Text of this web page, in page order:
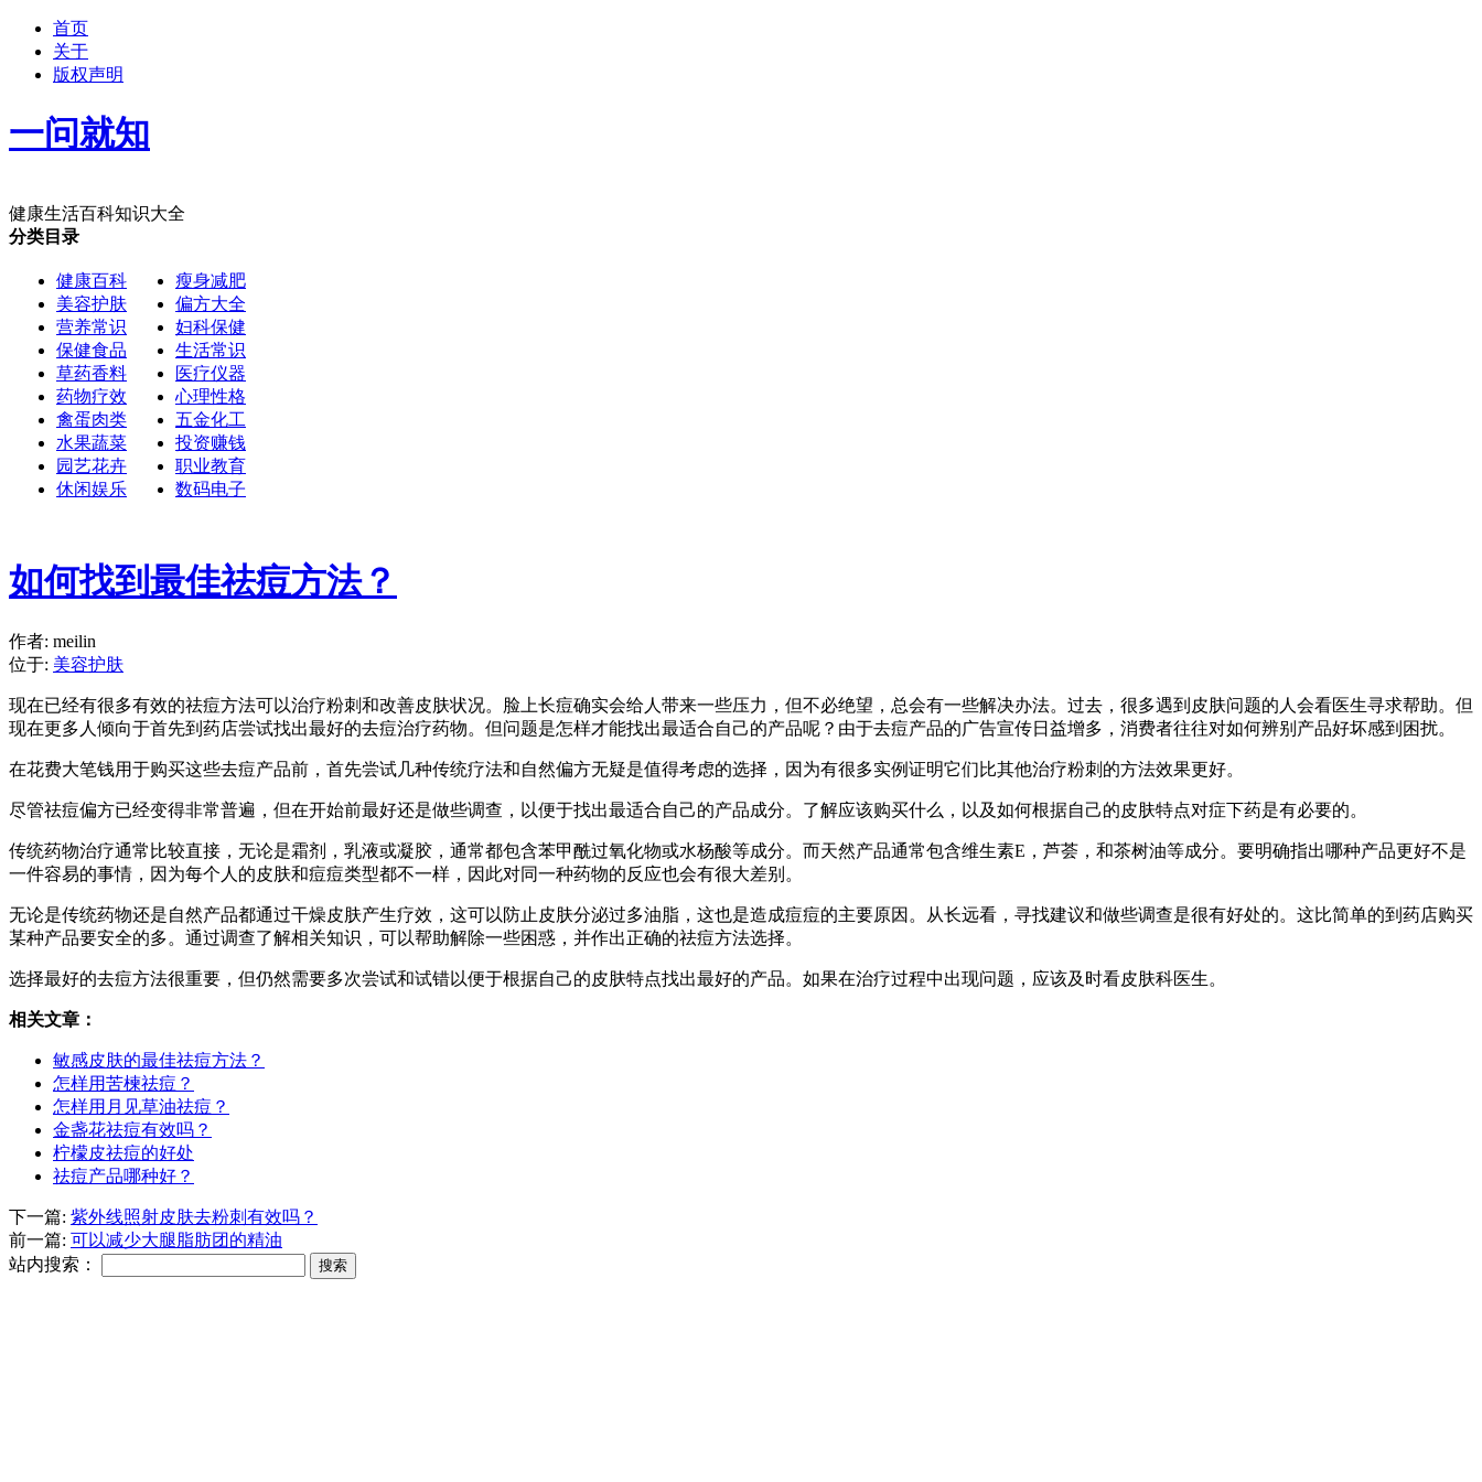
首页
关于
版权声明
一问就知
健康生活百科知识大全
分类目录
健康百科
美容护肤
营养常识
保健食品
草药香料
药物疗效
禽蛋肉类
水果蔬菜
园艺花卉
休闲娱乐
瘦身减肥
偏方大全
妇科保健
生活常识
医疗仪器
心理性格
五金化工
投资赚钱
职业教育
数码电子
如何找到最佳祛痘方法？
作者: meilin
位于: 美容护肤
现在已经有很多有效的祛痘方法可以治疗粉刺和改善皮肤状况。脸上长痘确实会给人带来一些压力，但不必绝望，总会有一些解决办法。过去，很多遇到皮肤问题的人会看医生寻求帮助。但
现在更多人倾向于首先到药店尝试找出最好的去痘治疗药物。但问题是怎样才能找出最适合自己的产品呢？由于去痘产品的广告宣传日益增多，消费者往往对如何辨别产品好坏感到困扰。
在花费大笔钱用于购买这些去痘产品前，首先尝试几种传统疗法和自然偏方无疑是值得考虑的选择，因为有很多实例证明它们比其他治疗粉刺的方法效果更好。
尽管祛痘偏方已经变得非常普遍，但在开始前最好还是做些调查，以便于找出最适合自己的产品成分。了解应该购买什么，以及如何根据自己的皮肤特点对症下药是有必要的。
传统药物治疗通常比较直接，无论是霜剂，乳液或凝胶，通常都包含苯甲酰过氧化物或水杨酸等成分。而天然产品通常包含维生素E，芦荟，和茶树油等成分。要明确指出哪种产品更好不是
一件容易的事情，因为每个人的皮肤和痘痘类型都不一样，因此对同一种药物的反应也会有很大差别。
无论是传统药物还是自然产品都通过干燥皮肤产生疗效，这可以防止皮肤分泌过多油脂，这也是造成痘痘的主要原因。从长远看，寻找建议和做些调查是很有好处的。这比简单的到药店购买
某种产品要安全的多。通过调查了解相关知识，可以帮助解除一些困惑，并作出正确的祛痘方法选择。
选择最好的去痘方法很重要，但仍然需要多次尝试和试错以便于根据自己的皮肤特点找出最好的产品。如果在治疗过程中出现问题，应该及时看皮肤科医生。
相关文章：
敏感皮肤的最佳祛痘方法？
怎样用苦楝祛痘？
怎样用月见草油祛痘？
金盏花祛痘有效吗？
柠檬皮祛痘的好处
祛痘产品哪种好？
下一篇: 紫外线照射皮肤去粉刺有效吗？
前一篇: 可以减少大腿脂肪团的精油
站内搜索：